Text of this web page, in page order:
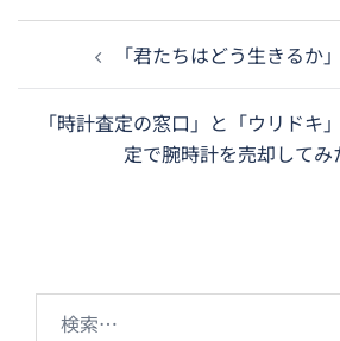
ナ
ン
「君たちはどう生きるか
「時計査定の窓口」と「ウリドキ
定で腕時計を売却して